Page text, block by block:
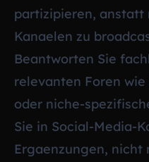
partizipieren, anstatt
Kanaelen zu
Beantworten Sie
relevanten Foren
oder niche-
Sie in Social-Media-
Ergaenzungen, nicht